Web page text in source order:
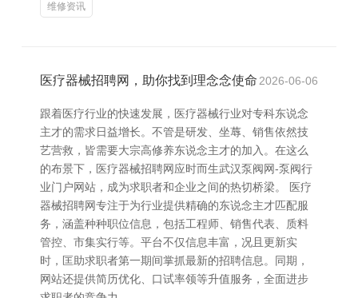
维修资讯
医疗器械招聘网，助你找到理念念使命 2026-06-06
跟着医疗行业的快速发展，医疗器械行业对专科东说念
主才的需求日益增长。不管是研发、坐蓐、销售依然技
艺营救，皆需要大宗高修养东说念主才的加入。在这么
的布景下，医疗器械招聘网应时而生武汉泵阀网-泵阀行
业门户网站，成为求职者和企业之间的热切桥梁。 医疗
器械招聘网专注于为行业提供精确的东说念主才匹配服
务，涵盖种种职位信息，包括工程师、销售代表、质料
管控、市集实行等。平台不仅信息丰富，况且更新实
时，匡助求职者第一期间掌抓最新的招聘信息。同期，
网站还提供简历优化、口试率领等升值服务，全面进步